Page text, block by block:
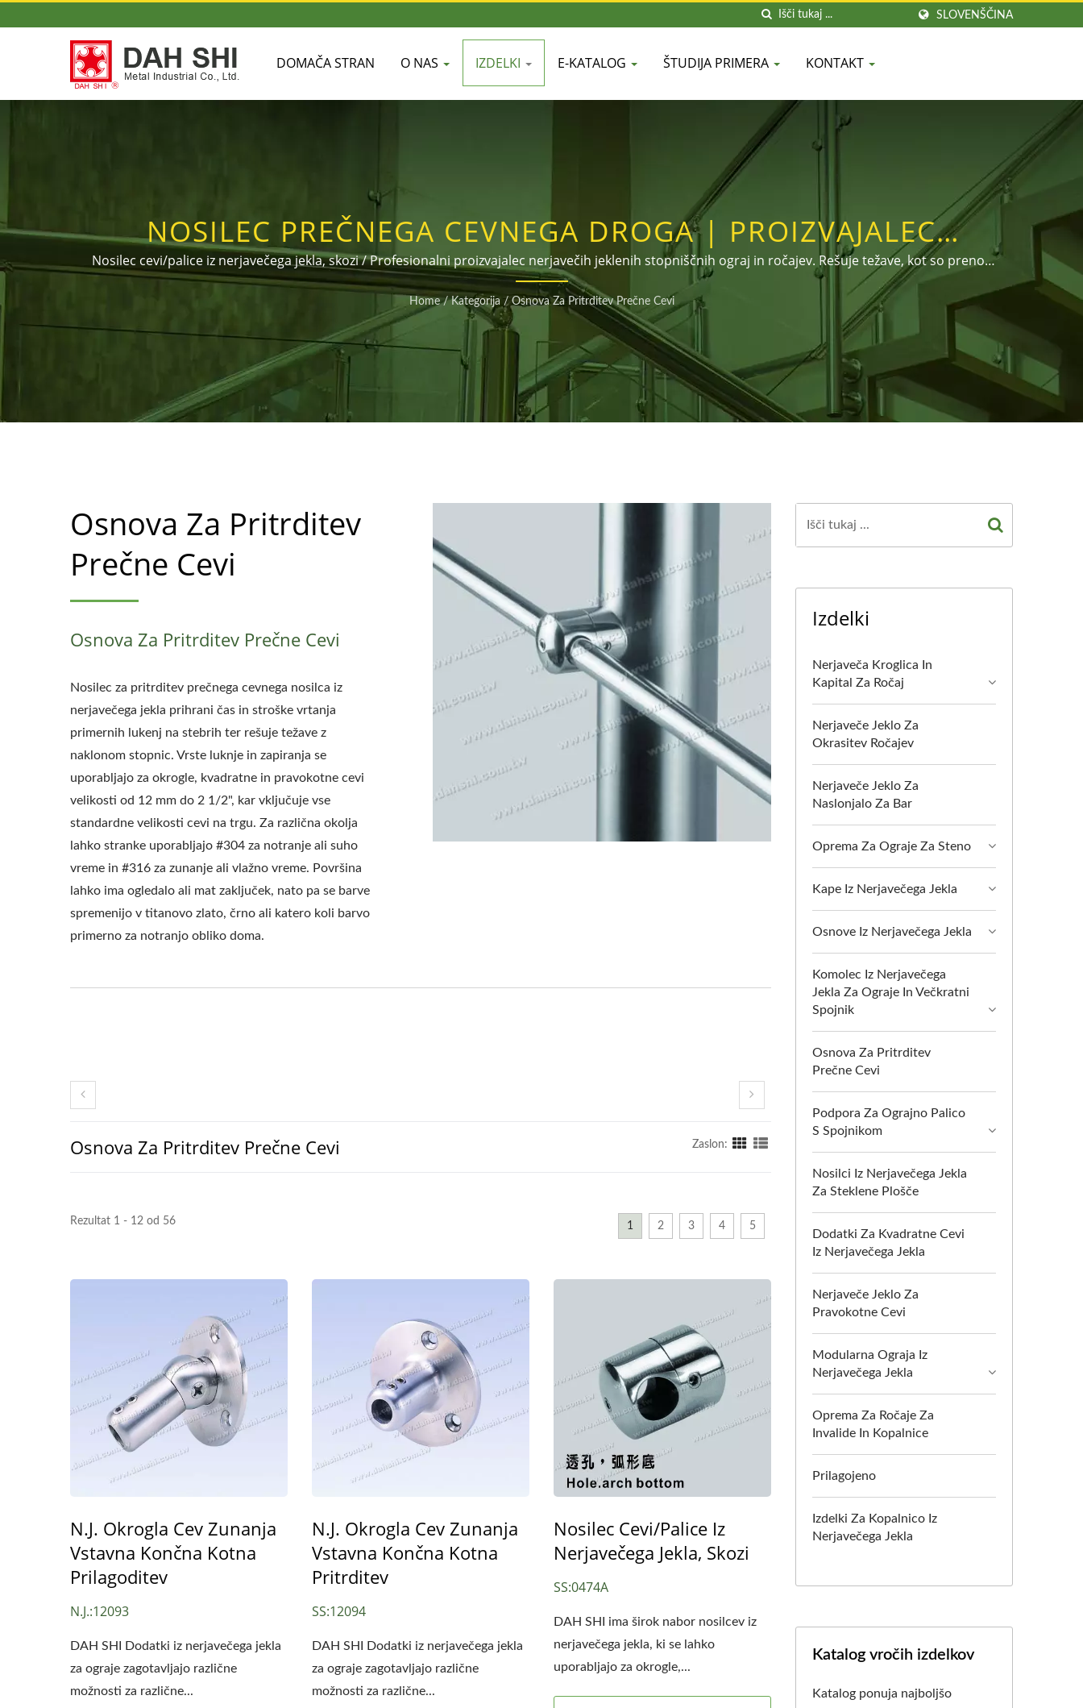
SLOVENŠČINA
DOMAČA STRAN O NAS IZDELKI E-KATALOG ŠTUDIJA PRIMERA KONTAKT
NOSILEC PREČNEGA CEVNEGA DROGA | PROIZVAJALEC
STENSKIH JEKLENIH OGRAJ IN DODATKOV ZA ROČAJE | DAH
SHI
Nosilec cevi/palice iz nerjavečega jekla, skozi / Profesionalni proizvajalec nerjavečih jeklenih stopniščnih ograj in ročajev. Rešuje težave, kot so prenos
in pritrditev okroglih in kvadratnih cevi. Ima popoln nabor spojev in dodatkov različnih premerov in velikosti. Dobrodošli klic za povpraševanje ali
dodajanje uradnega računa LINE: @dahshi.
Home / Kategorija / Osnova Za Pritrditev Prečne Cevi
Osnova Za Pritrditev
Prečne Cevi
Osnova Za Pritrditev Prečne Cevi
Nosilec za pritrditev prečnega cevnega nosilca iz
nerjavečega jekla prihrani čas in stroške vrtanja
primernih lukenj na stebrih ter rešuje težave z
naklonom stopnic. Vrste luknje in zapiranja se
uporabljajo za okrogle, kvadratne in pravokotne cevi
velikosti od 12 mm do 2 1/2", kar vključuje vse
standardne velikosti cevi na trgu. Za različna okolja
lahko stranke uporabljajo #304 za notranje ali suho
vreme in #316 za zunanje ali vlažno vreme. Površina
lahko ima ogledalo ali mat zaključek, nato pa se barve
spremenijo v titanovo zlato, črno ali katero koli barvo
primerno za notranjo obliko doma.
Osnova Za Pritrditev Prečne Cevi Zaslon:
Rezultat 1 - 12 od 56 1 2 3 4 5
N.J. Okrogla Cev Zunanja
Vstavna Končna Kotna
Prilagoditev
N.J.:12093
DAH SHI Dodatki iz nerjavečega jekla
za ograje zagotavljajo različne
možnosti za različne...
N.J. Okrogla Cev Zunanja
Vstavna Končna Kotna
Pritrditev
SS:12094
DAH SHI Dodatki iz nerjavečega jekla
za ograje zagotavljajo različne
možnosti za različne...
Nosilec Cevi/palice Iz
Nerjavečega Jekla, Skozi
SS:0474A
DAH SHI ima širok nabor nosilcev iz
nerjavečega jekla, ki se lahko
uporabljajo za okrogle,...
Izdelki
Nerjaveča Kroglica In
Kapital Za Ročaj
Nerjaveče Jeklo Za
Okrasitev Ročajev
Nerjaveče Jeklo Za
Naslonjalo Za Bar
Oprema Za Ograje Za Steno
Kape Iz Nerjavečega Jekla
Osnove Iz Nerjavečega Jekla
Komolec Iz Nerjavečega
Jekla Za Ograje In Večkratni
Spojnik
Osnova Za Pritrditev
Prečne Cevi
Podpora Za Ograjno Palico
S Spojnikom
Nosilci Iz Nerjavečega Jekla
Za Steklene Plošče
Dodatki Za Kvadratne Cevi
Iz Nerjavečega Jekla
Nerjaveče Jeklo Za
Pravokotne Cevi
Modularna Ograja Iz
Nerjavečega Jekla
Oprema Za Ročaje Za
Invalide In Kopalnice
Prilagojeno
Izdelki Za Kopalnico Iz
Nerjavečega Jekla
Katalog vročih izdelkov
Katalog ponuja najboljšo